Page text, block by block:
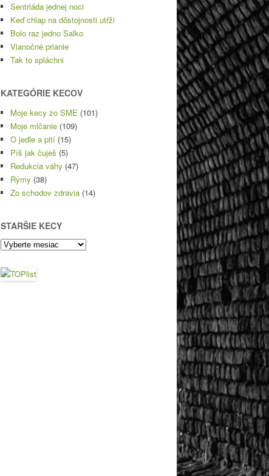
Sentriáda jednej noci
Keď chlap na dôstojnosti utŕži
Bolo raz jedno Salko
Vianočné prianie
Tak to spláchni
KATEGÓRIE KECOV
Moje kecy zo SME (101)
Moje mlčanie (109)
O jedle a pití (15)
Píš jak čuješ (5)
Redukcia váhy (47)
Rýmy (38)
Zo schodov zdravia (14)
STARŠIE KECY
Staršie
kecy